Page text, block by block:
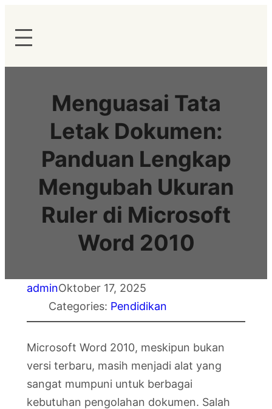
ke
konten
Menguasai Tata
Letak Dokumen:
Panduan Lengkap
Mengubah Ukuran
Ruler di Microsoft
Word 2010
adminOktober 17, 2025
Categories: Pendidikan
Microsoft Word 2010, meskipun bukan
versi terbaru, masih menjadi alat yang
sangat mumpuni untuk berbagai
kebutuhan pengolahan dokumen. Salah